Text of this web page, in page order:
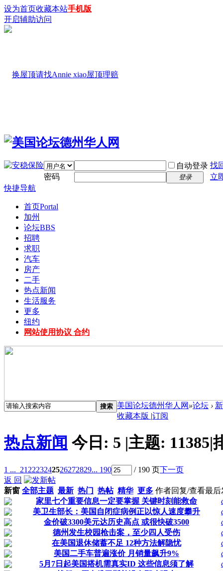
设为首页收藏本站手机版
开启辅助访问
自动登录 找
密码
登录
立
快捷导航
首页Portal
加州
论坛BBS
招聘
求职
汽车
房产
二手
热点新闻
生活服务
更多
纽约
网站使用协议 合约
搜索 美国论坛德州华人网 »论坛 ›
收藏本版 |订阅
热点新闻 今日: 5 |主题: 11385|
1 ... 21 2223242526272829... 190 / 190 页下一页
返 回
新窗 全部主题 最新 热门 热帖 精华 更多 作者回复/查看最后
家里七个重要信息一定要掌握 关键时刻能救命
美卫生部长：美国自闭症病例正以惊人速度攀升
金价破3300美元达历史高点 或很快破3500
德州发生校园枪击案，至少四人受伤
在美国退休储蓄不足 12种方法解隐忧
美国二手车普遍涨价 月销量飙升9%
5月7日起美国搭机需真实ID 这些信息须了解